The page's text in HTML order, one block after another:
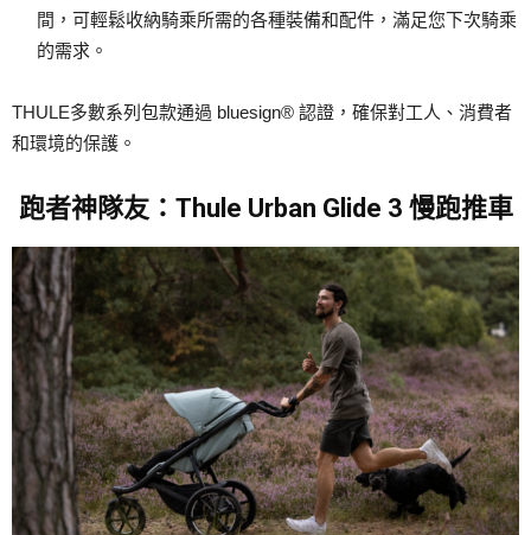
間，可輕鬆收納騎乘所需的各種裝備和配件，滿足您下次騎乘
的需求。
THULE多數系列包款通過 bluesign® 認證，確保對工人、消費者
和環境的保護。
跑者神隊友：Thule Urban Glide 3 慢跑推車